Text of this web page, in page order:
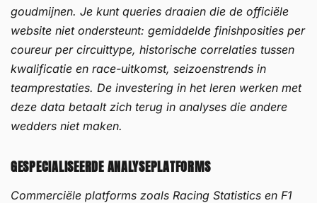
goudmijnen. Je kunt queries draaien die de officiële
website niet ondersteunt: gemiddelde finishposities per
coureur per circuittype, historische correlaties tussen
kwalificatie en race-uitkomst, seizoenstrends in
teamprestaties. De investering in het leren werken met
deze data betaalt zich terug in analyses die andere
wedders niet maken.
GESPECIALISEERDE ANALYSEPLATFORMS
Commerciële platforms zoals Racing Statistics en F1